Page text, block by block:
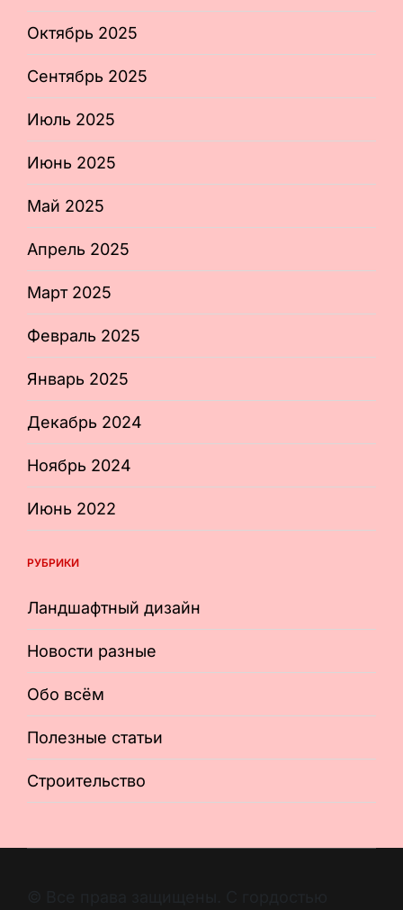
Октябрь 2025
Сентябрь 2025
Июль 2025
Июнь 2025
Май 2025
Апрель 2025
Март 2025
Февраль 2025
Январь 2025
Декабрь 2024
Ноябрь 2024
Июнь 2022
РУБРИКИ
Ландшафтный дизайн
Новости разные
Обо всём
Полезные статьи
Строительство